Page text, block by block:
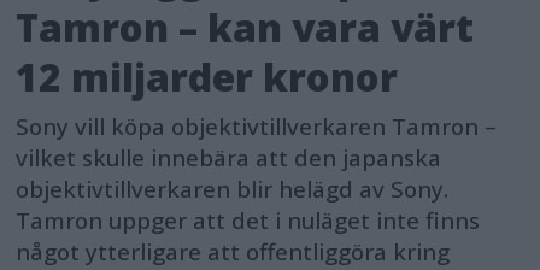
The camera also features an Auto
Framing function that
automatically maintains optimal
of subjects during recording through
AI-powered subject recognition. This
enables stable composition video
Tamron – kan vara värt
12 miljarder kronor
Sony vill köpa objektivtillverkaren Tamron –
vilket skulle innebära att den japanska
objektivtillverkaren blir helägd av Sony.
Tamron uppger att det i nuläget inte finns
något ytterligare att offentliggöra kring